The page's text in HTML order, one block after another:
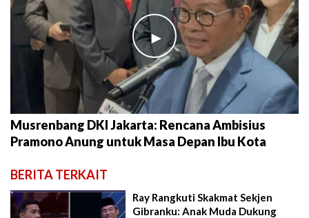
►
Musrenbang DKI Jakarta: Rencana Ambisius
Pramono Anung untuk Masa Depan Ibu Kota
BERITA TERKAIT
Ray Rangkuti Skakmat Sekjen
Gibranku: Anak Muda Dukung